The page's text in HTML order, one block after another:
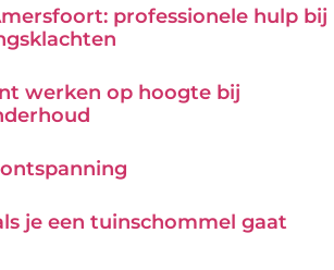
professionele hulp bij
werken op hoogte bij
je een tuinschommel gaat